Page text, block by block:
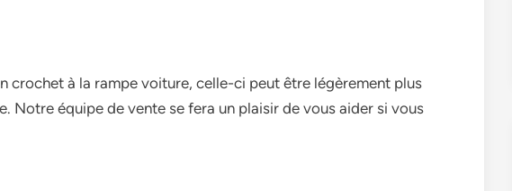
crochet à la rampe voiture, celle-ci peut être légèrement plus
Notre équipe de vente se fera un plaisir de vous aider si vous